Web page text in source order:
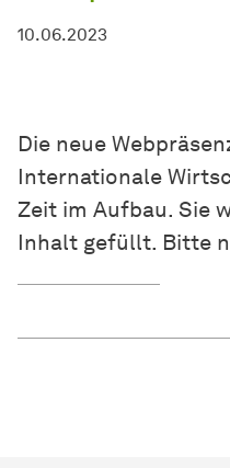
10.06.2023
Die neue
Internationale
Zeit im Aufbau. Sie
Inhalt gefüllt. Bitte